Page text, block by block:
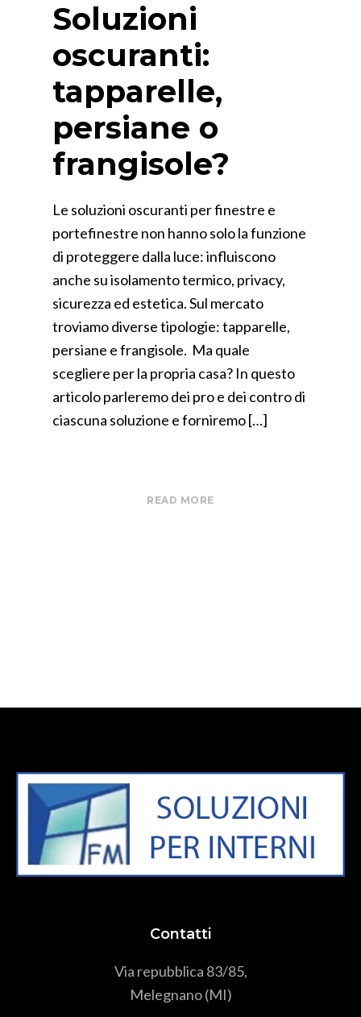
Soluzioni
oscuranti:
tapparelle,
persiane o
frangisole?
Le soluzioni oscuranti per finestre e
portefinestre non hanno solo la funzione
di proteggere dalla luce: influiscono
anche su isolamento termico, privacy,
sicurezza ed estetica. Sul mercato
troviamo diverse tipologie: tapparelle,
persiane e frangisole. Ma quale
scegliere per la propria casa? In questo
articolo parleremo dei pro e dei contro di
ciascuna soluzione e forniremo […]
READ MORE
Contatti
Via repubblica 83/85,
Melegnano (MI)